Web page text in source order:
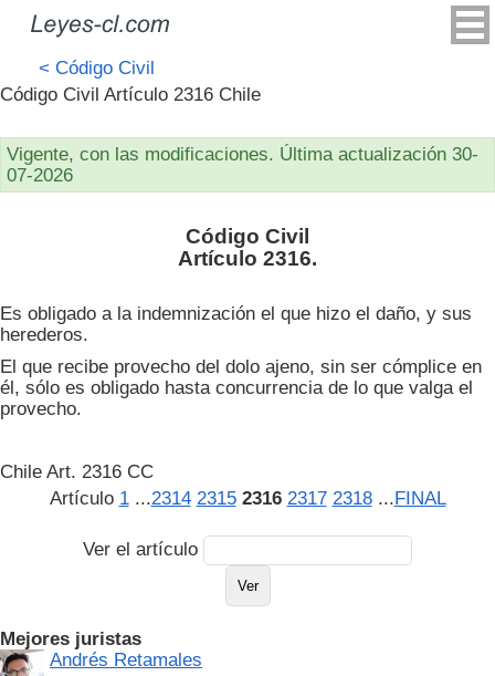
< Código Civil
Código Civil Artículo 2316 Chile
Vigente, con las modificaciones. Última actualización 30-
07-2026
Código Civil
Artículo 2316.
Es obligado a la indemnización el que hizo el daño, y sus
herederos.
El que recibe provecho del dolo ajeno, sin ser cómplice en
él, sólo es obligado hasta concurrencia de lo que valga el
provecho.
Chile Art. 2316 CC
Artículo 1 ...2314 2315 2316 2317 2318 ...FINAL
Ver el artículo
Mejores juristas
Andrés Retamales